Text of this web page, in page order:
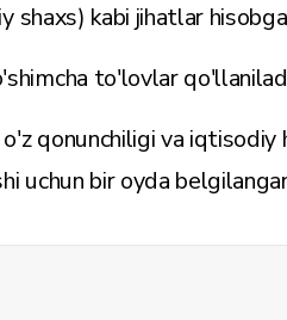
shaxs) kabi jihatlar
to'lovlar
qonunchiligi va
uchun bir oyda